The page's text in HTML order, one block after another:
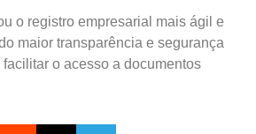
o registro empresarial mais ágil e
maior transparência e segurança
o acesso a documentos